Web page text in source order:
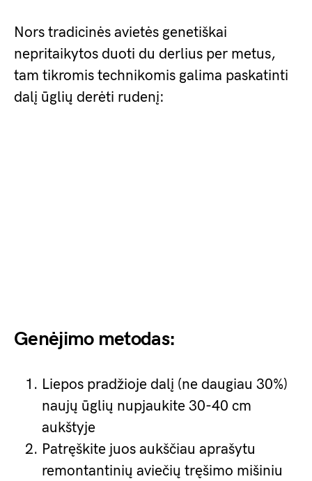
Nors tradicinės avietės genetiškai
nepritaikytos duoti du derlius per metus,
tam tikromis technikomis galima paskatinti
dalį ūglių derėti rudenį:
Genėjimo metodas:
Liepos pradžioje dalį (ne daugiau 30%)
naujų ūglių nupjaukite 30-40 cm
aukštyje
Patręškite juos aukščiau aprašytu
remontantinių aviečių tręšimo mišiniu